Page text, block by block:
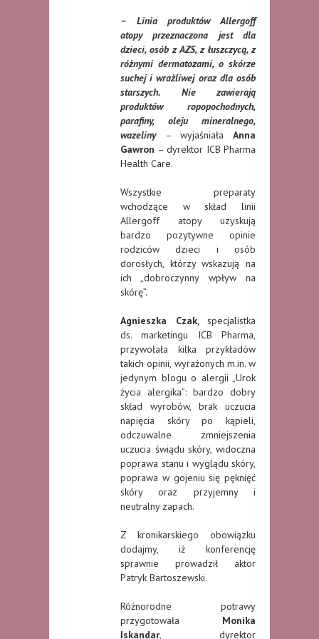
– Linia produktów Allergoff
atopy przeznaczona jest dla
dzieci, osób z AZS, z łuszczycą, z
różnymi dermatozami, o skórze
suchej i wrażliwej oraz dla osób
starszych. Nie zawierają
produktów ropopochodnych,
parafiny, oleju mineralnego,
wazeliny
– wyjaśniałaAnna
Gawron – dyrektor ICB Pharma
Health Care.
Wszystkie preparaty
wchodzące w skład linii
Allergoff atopy uzyskują
bardzo pozytywne opinie
rodziców dzieci i osób
dorosłych, którzy wskazują na
ich „dobroczynny wpływ na
skórę”.
Agnieszka Czak, specjalistka
ds. marketingu ICB Pharma,
przywołała kilka przykładów
takich opinii, wyrażonych m.in. w
jedynym blogu o alergii „Urok
życia alergika”: bardzo dobry
skład wyrobów, brak uczucia
napięcia skóry po kąpieli,
odczuwalne zmniejszenia
uczucia świądu skóry, widoczna
poprawa stanu i wyglądu skóry,
poprawa w gojeniu się pęknięć
skóry oraz przyjemny i
neutralny zapach.
Z kronikarskiego obowiązku
dodajmy, iż konferencję
sprawnie prowadził aktor
Patryk Bartoszewski.
Różnorodne potrawy
przygotowała Monika
Iskandar, dyrektor